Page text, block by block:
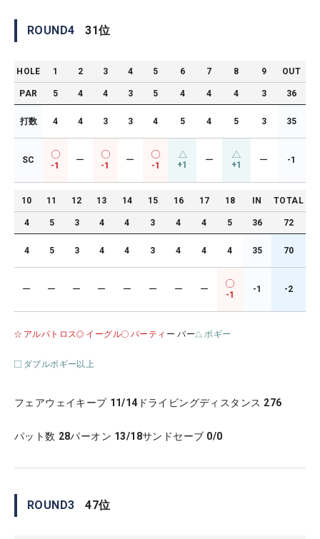
ROUND4 31位
HOLE 1 2 3 4 5 6 7 8 9 OUT
PAR 5 4 4 3 5 4 4 4 3 36
打数 4 4 3 3 4 5 4 5 3 35
SC
-1
ー
-1
ー
-1 +1 ー +1 ー -1
10 11 12 13 14 15 16 17 18 IN TOTAL
4 5 3 4 4 3 4 4 5 36 72
4 5 3 4 4 3 4 4 4 35 70
ー ー ー ー ー ー ー ー
-1
-1 -2
アルバトロス イーグル バーティ ー パー ボギー
ダブルボギー以上
フェアウェイキープ 11/14 ドライビングディスタンス 276
パット数 28パーオン 13/18サンドセーブ 0/0
ROUND3 47位